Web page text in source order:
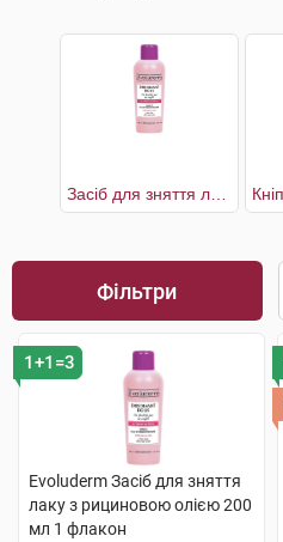
Фільтри
1+1=3
Evoluderm Засіб для зняття
лаку з рициновою олією 200
мл 1 флакон